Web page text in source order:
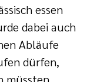
essen
dabei auch
Abläufe
dürfen,